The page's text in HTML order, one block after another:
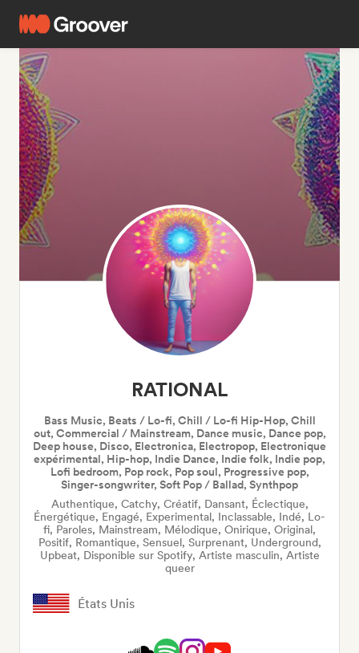
RATIONAL
Bass Music, Beats / Lo-fi, Chill / Lo-fi Hip-Hop, Chill
out, Commercial / Mainstream, Dance music, Dance pop,
Deep house, Disco, Electronica, Electropop, Electronique
expérimental, Hip-hop, Indie Dance, Indie folk, Indie pop,
Lofi bedroom, Pop rock, Pop soul, Progressive pop,
Singer-songwriter, Soft Pop / Ballad, Synthpop
Authentique, Catchy, Créatif, Dansant, Éclectique,
Énergétique, Engagé, Experimental, Inclassable, Indé, Lo-
fi, Paroles, Mainstream, Mélodique, Onirique, Original,
Positif, Romantique, Sensuel, Surprenant, Underground,
Upbeat, Disponible sur Spotify, Artiste masculin, Artiste
queer
États Unis